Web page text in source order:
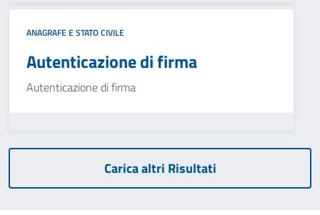
ANAGRAFE E STATO CIVILE
Autenticazione di firma
Autenticazione di firma
Carica altri Risultati